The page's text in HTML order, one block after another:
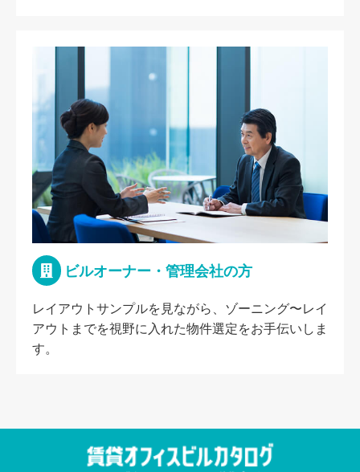
ビルオーナー・管理会社の方
レイアウトサンプルを見ながら、ゾーニング〜レイ
アウトまでを視野に入れた物件選定をお手伝いしま
す。